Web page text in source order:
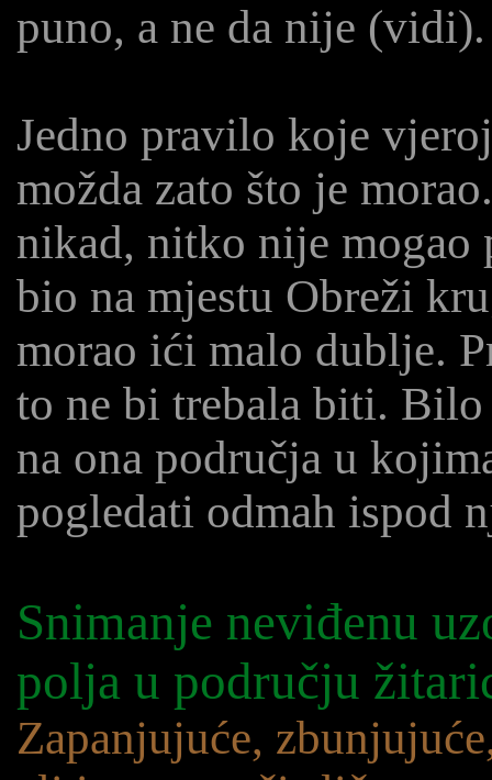
puno, a ne da nije (vidi).
Jedno pravilo koje
možda zato što je
nikad, nitko nije
bio na mjestu Obreži
morao ići malo dublje.
to ne bi trebala biti.
na ona područja u
pogledati odmah ispod
Snimanje neviđenu
polja u području
Zapanjujuće,